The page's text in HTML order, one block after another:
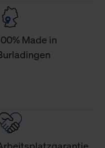
anpassen. Ihre
für die Nutzung
Der Widerruf der
auf die
und Web-
Ihrer persönlichen Daten
Made in